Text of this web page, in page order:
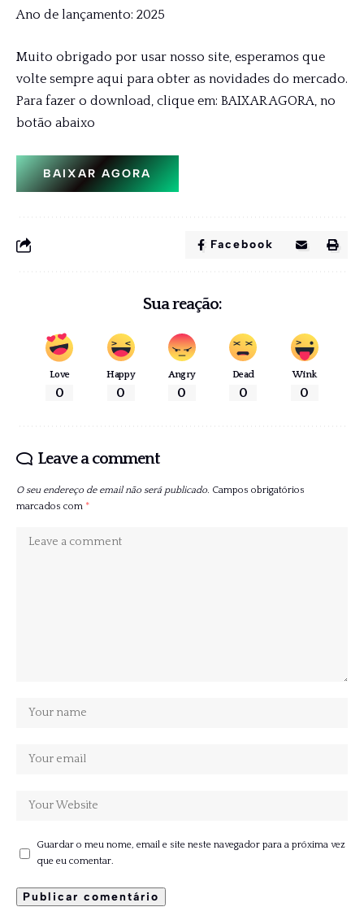
Ano de lançamento: 2025
Muito obrigado por usar nosso site, esperamos que
volte sempre aqui para obter as novidades do mercado.
Para fazer o download, clique em: BAIXAR AGORA, no
botão abaixo
BAIXAR AGORA
Facebook
Sua reação:
Love
0
Happy
0
Angry
0
Dead
0
Wink
0
Leave a comment
O seu endereço de email não será publicado. Campos obrigatórios
marcados com *
Guardar o meu nome, email e site neste navegador para a próxima vez
que eu comentar.